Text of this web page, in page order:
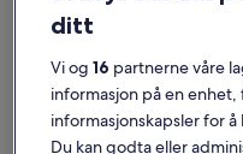
innen
Odylée
eiendom
8 % rabatt
Se
mer
informasjon
om
for 7 netter, 1 feriebolig
inkludert skatter og avgifter
ditt
Vi og 16 partnerne våre
informasjon på en
informasjonskapsler for
Du kan godta eller